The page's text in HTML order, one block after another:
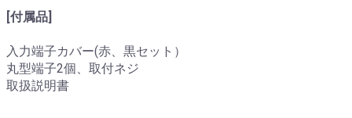
[付属品]
入力端子カバー(赤、黒セット）
丸型端子2個、取付ネジ
取扱説明書